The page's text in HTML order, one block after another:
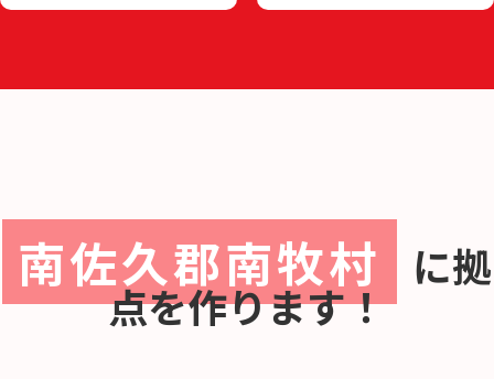
南佐久郡南牧村 に拠
点を作ります！